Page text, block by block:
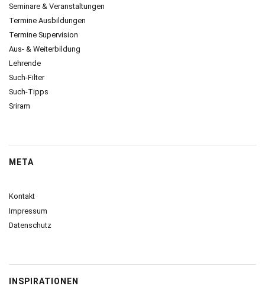
Seminare & Veranstaltungen
Termine Ausbildungen
Termine Supervision
Aus- & Weiterbildung
Lehrende
Such-Filter
Such-Tipps
Sriram
META
Kontakt
Impressum
Datenschutz
INSPIRATIONEN